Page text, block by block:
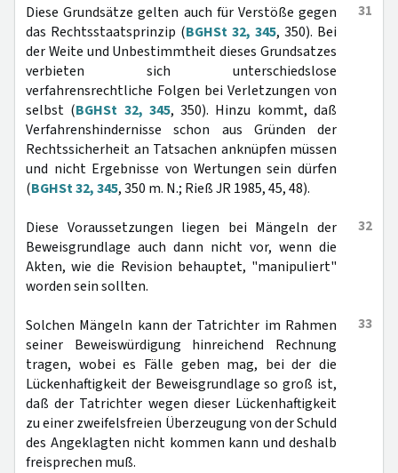
31
Diese Grundsätze gelten auch für Verstöße gegen
das Rechtsstaatsprinzip (BGHSt 32, 345, 350). Bei
der Weite und Unbestimmtheit dieses Grundsatzes
verbieten sich unterschiedslose
verfahrensrechtliche Folgen bei Verletzungen von
selbst (BGHSt 32, 345, 350). Hinzu kommt, daß
Verfahrenshindernisse schon aus Gründen der
Rechtssicherheit an Tatsachen anknüpfen müssen
und nicht Ergebnisse von Wertungen sein dürfen
(BGHSt 32, 345, 350 m. N.; Rieß JR 1985, 45, 48).
32
Diese Voraussetzungen liegen bei Mängeln der
Beweisgrundlage auch dann nicht vor, wenn die
Akten, wie die Revision behauptet, "manipuliert"
worden sein sollten.
33
Solchen Mängeln kann der Tatrichter im Rahmen
seiner Beweiswürdigung hinreichend Rechnung
tragen, wobei es Fälle geben mag, bei der die
Lückenhaftigkeit der Beweisgrundlage so groß ist,
daß der Tatrichter wegen dieser Lückenhaftigkeit
zu einer zweifelsfreien Überzeugung von der Schuld
des Angeklagten nicht kommen kann und deshalb
freisprechen muß.